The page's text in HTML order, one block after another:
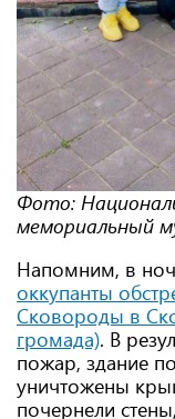
Фото:
мемориальный
Напомним, в
оккупанты
Сковороды в
громада). В
пожар, здание
уничтожены
почернели